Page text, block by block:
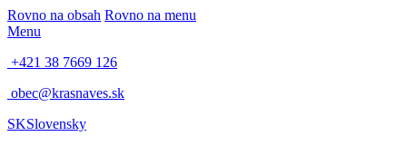
Rovno na obsah Rovno na menu
Menu
+421 38 7669 126
obec@krasnaves.sk
SKSlovensky